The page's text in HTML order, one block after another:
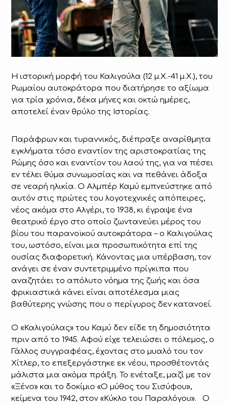
Η ιστορική μορφή του Καλιγούλα (12 μ.Χ.-41 μ.Χ.), του
Ρωμαίου αυτοκράτορα που διατήρησε το αξίωμα
για τρία χρόνια, δέκα μήνες και οκτώ ημέρες,
αποτελεί έναν θρύλο της Ιστορίας.
Παράφρων και τυραννικός, διέπραξε αναρίθμητα
εγκλήματα τόσο εναντίον της αριστοκρατίας της
Ρώμης όσο και εναντίον του λαού της, για να πέσει
εν τέλει θύμα συνωμοσίας και να πεθάνει άδοξα
σε νεαρή ηλικία. Ο Αλμπέρ Καμύ εμπνεύστηκε από
αυτόν στις πρώτες του λογοτεχνικές απόπειρες,
νέος ακόμα στο Αλγέρι, το 1938, κι έγραψε ένα
θεατρικό έργο στο οποίο ζωντανεύει μέρος του
βίου του παρανοϊκού αυτοκράτορα – ο Καλιγούλας
του, ωστόσο, είναι μια προσωπικότητα επί της
ουσίας διαφορετική. Κάνοντας μια υπέρβαση, τον
ανάγει σε έναν συντετριμμένο πρίγκιπα που
αναζητάει το απόλυτο νόημα της ζωής και όσα
φρικιαστικά κάνει είναι αποτέλεσμα μιας
βαθύτερης γνώσης που ο περίγυρος δεν κατανοεί.
Ο «Καλιγούλας» του Καμύ δεν είδε τη δημοσιότητα
πριν από το 1945. Αφού είχε τελειώσει ο πόλεμος, ο
Γάλλος συγγραφέας, έχοντας στο μυαλό του τον
Χίτλερ, το επεξεργάστηκε εκ νέου, προσθέτοντάς
μάλιστα μια ακόμα πράξη. Το ενέταξε, μαζί με τον
«Ξένο» και το δοκίμιο «Ο μύθος του Σισύφου»,
κείμενα του 1942, στον «Κύκλο του Παραλόγου». Ο